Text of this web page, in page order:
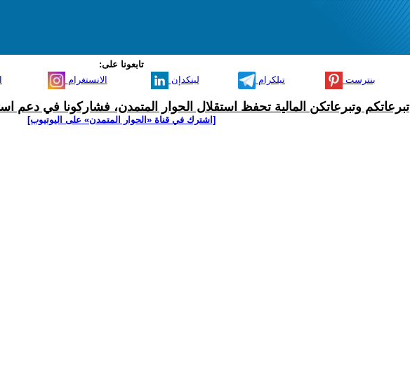
تابعونا على:
الانستغرام لينكدإن تيلكرام بنترست
تبرعاتكم وتبرعاتكن المالية تحفظ استقلال الحوار المتمدن، فشاركونا في دعم
[اشترك في قناة ‫«الحوار المتمدن» على اليوتيوب]